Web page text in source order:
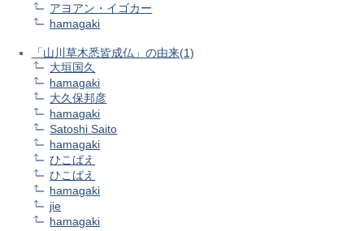
アヨアン・イゴカー
hamagaki
「山川草木悉皆成仏」の由来(1)
大垣国久
hamagaki
大久保邦彦
hamagaki
Satoshi Saito
hamagaki
ひこばえ
ひこばえ
hamagaki
jie
hamagaki